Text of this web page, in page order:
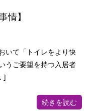
情】
いて「トイレをより快
うご要望を持つ入居者
]
続きを読む